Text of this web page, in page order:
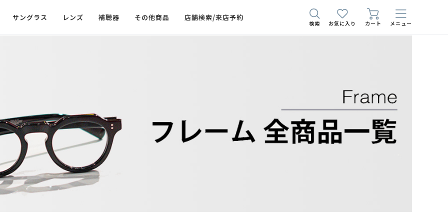
サングラス レンズ 補聴器 その他商品 店舗検索/来店予約
検索 お気に入り カート メニュー